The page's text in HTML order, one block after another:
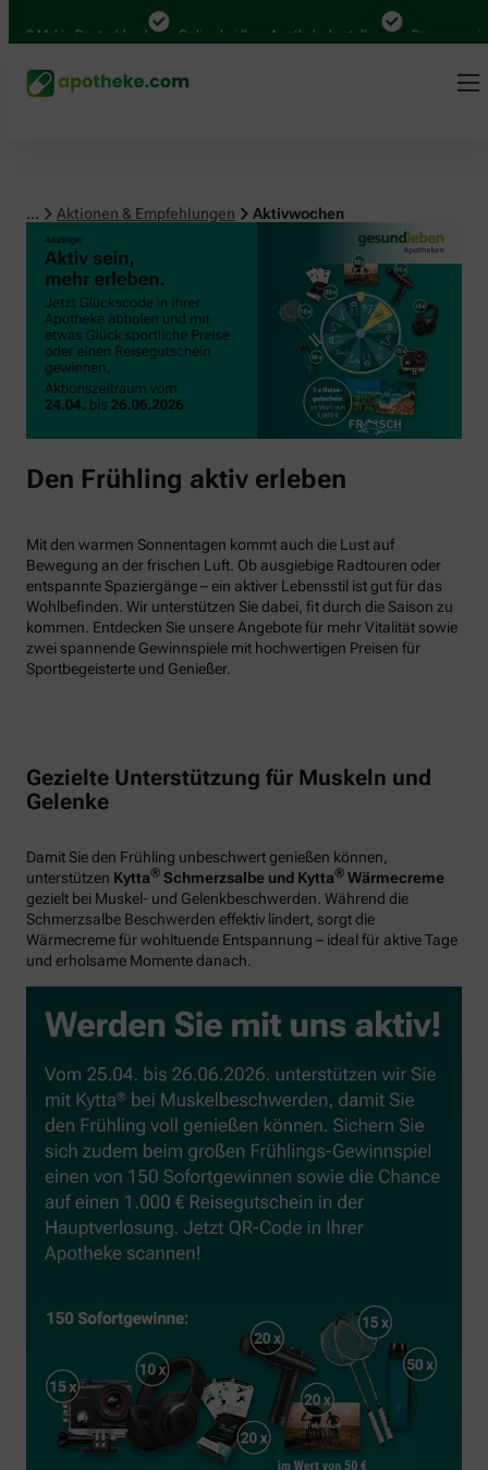
Mal in Deutschland Online bei Ihrer Apotheke bestellen Bequem
... Aktionen & Empfehlungen Aktivwochen
Den Frühling aktiv erleben
Mit den warmen Sonnentagen kommt auch die Lust auf
Bewegung an der frischen Luft. Ob ausgiebige Radtouren oder
entspannte Spaziergänge – ein aktiver Lebensstil ist gut für das
Wohlbefinden. Wir unterstützen Sie dabei, fit durch die Saison zu
kommen. Entdecken Sie unsere Angebote für mehr Vitalität sowie
zwei spannende Gewinnspiele mit hochwertigen Preisen für
Sportbegeisterte und Genießer.
Gezielte Unterstützung für Muskeln und
Gelenke
Damit Sie den Frühling unbeschwert genießen können,
unterstützen Kytta® Schmerzsalbe und Kytta® Wärmecreme
gezielt bei Muskel- und Gelenkbeschwerden. Während die
Schmerzsalbe Beschwerden effektiv lindert, sorgt die
Wärmecreme für wohltuende Entspannung – ideal für aktive Tage
und erholsame Momente danach.